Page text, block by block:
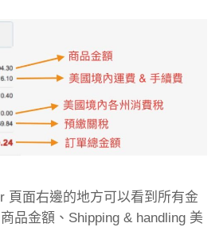
頁面右邊的地方可以看到所有金
品金額、Shipping & handling 美